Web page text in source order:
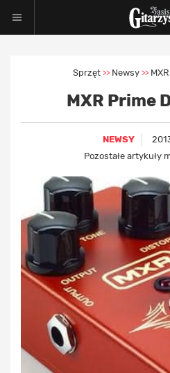
Sprzęt >> Newsy >>
MXR Prime
NEWSY
Pozostałe artykuły